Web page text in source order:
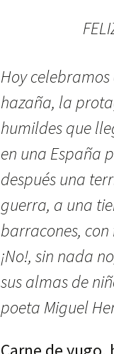
Hoy
hazaña, la
humildes que
en una España
después una
guerra, a una
barracones,
¡No!, sin nada
sus almas de
poeta Miguel